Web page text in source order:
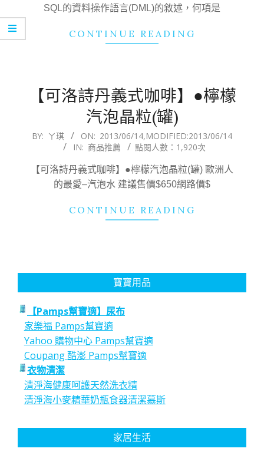
SQL的資料操作語言(DML)的敘述，何項是
CONTINUE READING
【可洛詩丹義式咖啡】●檸檬
汽泡晶粒(罐)
2013-
BY: ㄚ琪 ON: 2013/06/14,MODIFIED:2013/06/14
IN: 商品推薦 點閱人數：1,920次
【可洛詩丹義式咖啡】●檸檬汽泡晶粒(罐) 歐洲人
的最愛–汽泡水 建議售價$650網路價$
CONTINUE READING
寶寶用品
【Pamps幫寶適】尿布
家樂福 Pamps幫寶適
Yahoo 購物中心 Pamps幫寶適
Coupang 酷澎 Pamps幫寶適
衣物清潔
清淨海健康呵護天然洗衣精
清淨海小麥精華奶瓶食器清潔慕斯
家居生活